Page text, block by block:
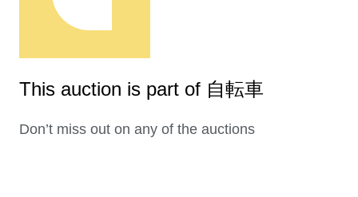
This auction is part of 自転車
Don’t miss out on any of the auctions